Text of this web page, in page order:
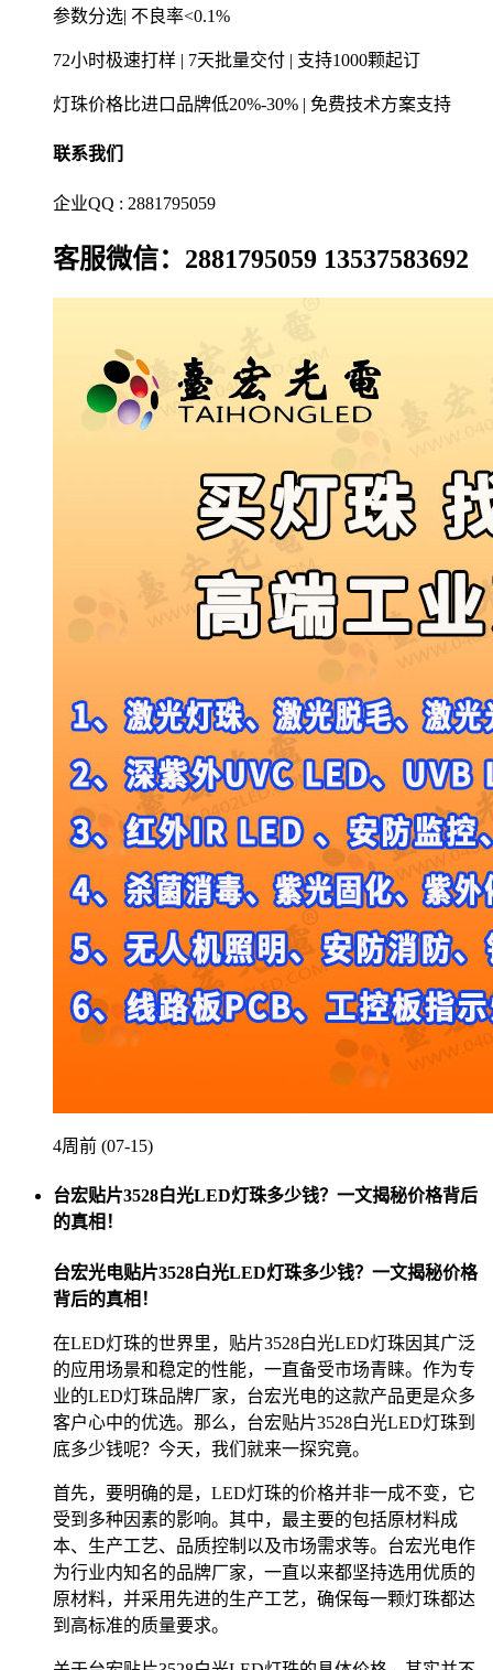
参数分选| 不良率<0.1%
72小时极速打样 | 7天批量交付 | 支持1000颗起订
灯珠价格比进口品牌低20%-30% | 免费技术方案支持
联系我们
企业QQ : 2881795059
客服微信：2881795059 13537583692
4周前 (07-15)
台宏贴片3528白光LED灯珠多少钱？一文揭秘价格背后
的真相！
台宏光电贴片3528白光LED灯珠多少钱？一文揭秘价格
背后的真相！
在LED灯珠的世界里，贴片3528白光LED灯珠因其广泛
的应用场景和稳定的性能，一直备受市场青睐。作为专
业的LED灯珠品牌厂家，台宏光电的这款产品更是众多
客户心中的优选。那么，台宏贴片3528白光LED灯珠到
底多少钱呢？今天，我们就来一探究竟。
首先，要明确的是，LED灯珠的价格并非一成不变，它
受到多种因素的影响。其中，最主要的包括原材料成
本、生产工艺、品质控制以及市场需求等。台宏光电作
为行业内知名的品牌厂家，一直以来都坚持选用优质的
原材料，并采用先进的生产工艺，确保每一颗灯珠都达
到高标准的质量要求。